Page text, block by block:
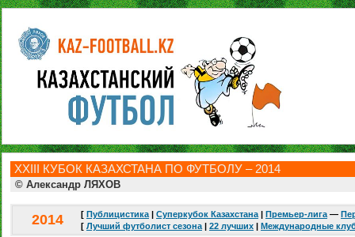
ХХIII КУБОК КАЗАХСТАНА ПО ФУТБОЛУ – 2014
© Александр ЛЯХОВ
2014 [ Публицистика | Суперкубок Казахстана | Премьер-лига —
[ Лучший футболист сезона | 22 лучших | Международные